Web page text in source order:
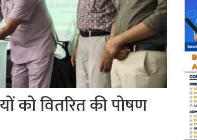
को वितरित की पोषण